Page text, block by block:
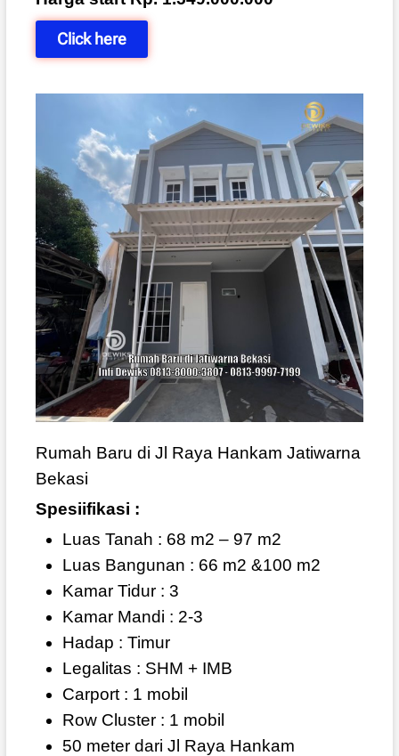
Click here
Rumah Baru di Jl Raya Hankam Jatiwarna
Bekasi
Spesiifikasi :
Luas Tanah : 68 m2 – 97 m2
Luas Bangunan : 66 m2 &100 m2
Kamar Tidur : 3
Kamar Mandi : 2-3
Hadap : Timur
Legalitas : SHM + IMB
Carport : 1 mobil
Row Cluster : 1 mobil
50 meter dari Jl Raya Hankam